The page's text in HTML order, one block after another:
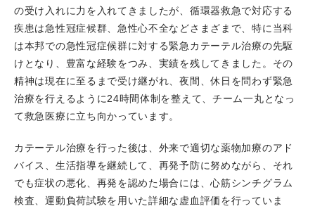
ました。
2024.10.26CCT 2024で、高谷具史科長が
Diamondback ハンズオンの講師を務めました。
2024.10.25川合宏哉副院長がはり姫健康講座の講師を
務めました。
2024.10.24 当科も協力させていただいた臨床試験の成
果がInternational Journal of Cardiology誌にPublishされ
2024.10.03当科も協力させていただいた研究の成果が
Europace誌にPublishされました。
2024.10.03川合宏哉副院長が診療科長研修3の講師を務
めました。「人材管理で元気な診療科を作る」
の受け入れに力を入れてきましたが、循環器救急で対応する
疾患は急性冠症候群、急性心不全などさまざまで、特に当科
は本邦での急性冠症候群に対する緊急カテーテル治療の先駆
けとなり、豊富な経験をつみ、実績を残してきました。その
精神は現在に至るまで受け継がれ、夜間、休日を問わず緊急
治療を行えるように24時間体制を整えて、チーム一丸となっ
て救急医療に立ち向かっています。
カテーテル治療を行った後は、外来で適切な薬物加療のアド
バイス、生活指導を継続して、再発予防に努めながら、それ
でも症状の悪化、再発を認めた場合には、心筋シンチグラム
検査、運動負荷試験を用いた詳細な虚血評価を行っていま